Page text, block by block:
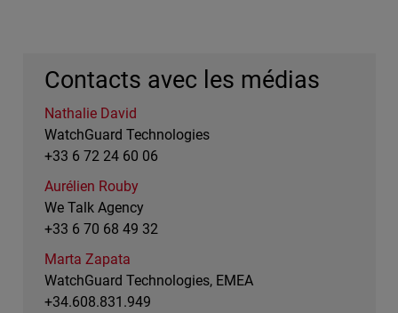
Contacts avec les médias
Nathalie David
WatchGuard Technologies
+33 6 72 24 60 06
Aurélien Rouby
We Talk Agency
+33 6 70 68 49 32
Marta Zapata
WatchGuard Technologies, EMEA
+34.608.831.949